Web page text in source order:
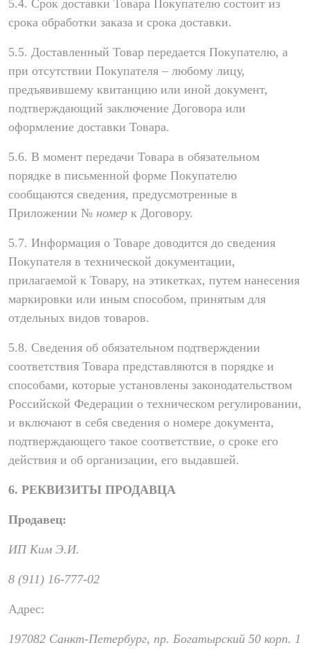
5.4. Срок доставки Товара Покупателю состоит из
срока обработки заказа и срока доставки.
5.5. Доставленный Товар передается Покупателю, а
при отсутствии Покупателя – любому лицу,
предъявившему квитанцию или иной документ,
подтверждающий заключение Договора или
оформление доставки Товара.
5.6. В момент передачи Товара в обязательном
порядке в письменной форме Покупателю
сообщаются сведения, предусмотренные в
Приложении № номер к Договору.
5.7. Информация о Товаре доводится до сведения
Покупателя в технической документации,
прилагаемой к Товару, на этикетках, путем нанесения
маркировки или иным способом, принятым для
отдельных видов товаров.
5.8. Сведения об обязательном подтверждении
соответствия Товара представляются в порядке и
способами, которые установлены законодательством
Российской Федерации о техническом регулировании,
и включают в себя сведения о номере документа,
подтверждающего такое соответствие, о сроке его
действия и об организации, его выдавшей.
6. РЕКВИЗИТЫ ПРОДАВЦА
Продавец:
ИП Ким Э.И.
8 (911) 16-777-02
Адрес:
197082 Санкт-Петербург, пр. Богатырский 50 корп. 1